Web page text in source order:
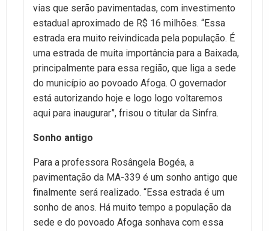
vias que serão pavimentadas, com investimento
estadual aproximado de R$ 16 milhões. “Essa
estrada era muito reivindicada pela população. É
uma estrada de muita importância para a Baixada,
principalmente para essa região, que liga a sede
do município ao povoado Afoga. O governador
está autorizando hoje e logo logo voltaremos
aqui para inaugurar”, frisou o titular da Sinfra.
Sonho antigo
Para a professora Rosângela Bogéa, a
pavimentação da MA-339 é um sonho antigo que
finalmente será realizado. “Essa estrada é um
sonho de anos. Há muito tempo a população da
sede e do povoado Afoga sonhava com essa